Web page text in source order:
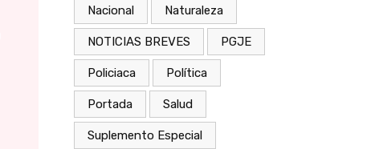
Nacional Naturaleza
NOTICIAS BREVES PGJE
Policiaca Política
Portada Salud
Suplemento Especial